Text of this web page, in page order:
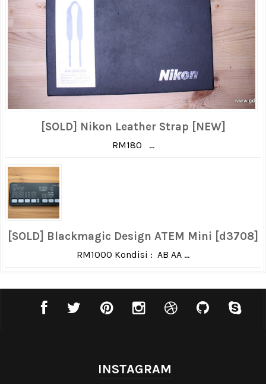
[SOLD] Nikon Leather Strap [NEW]
RM180 ...
[SOLD] Blackmagic Design ATEM Mini [d3708]
RM1000 Kondisi : AB AA ...
INSTAGRAM